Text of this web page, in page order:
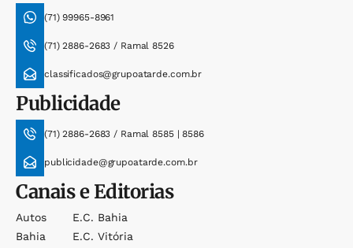
(71) 99965-8961
(71) 2886-2683 / Ramal 8526
classificados@grupoatarde.com.br
Publicidade
(71) 2886-2683 / Ramal 8585 | 8586
publicidade@grupoatarde.com.br
Canais e Editorias
Autos
Bahia
E.c. Bahia
E.c. Vitória